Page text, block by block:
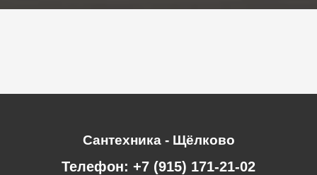
Сантехника - Щёлково
Телефон: +7 (915) 171-21-02